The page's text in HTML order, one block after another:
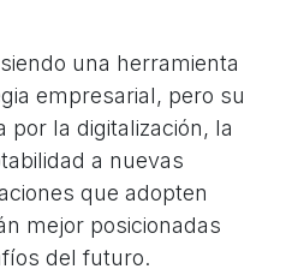
una herramienta
empresarial, pero su
por la digitalización, la
a nuevas
que adopten
mejor posicionadas
del futuro.